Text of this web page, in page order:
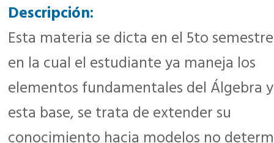
Descripción:
Esta materia se dicta en el 5to
en la cual el estudiante ya maneja los
elementos fundamentales del Álgebra
esta base, se trata de extender su